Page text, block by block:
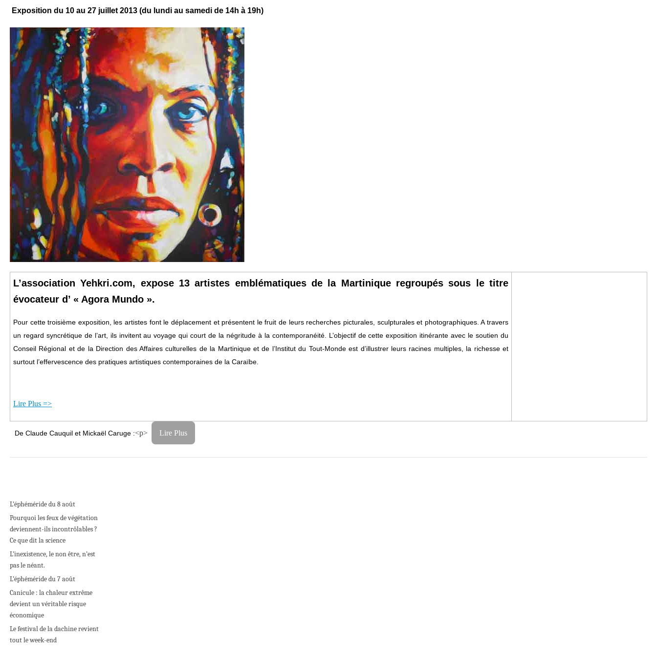
Exposition du 10 au 27 juillet 2013 (du lundi au samedi de 14h à 19h)
L’association Yehkri.com, expose 13 artistes emblématiques de la Martinique regroupés sous le titre
évocateur d’ « Agora Mundo ».
Pour cette troisième exposition, les artistes font le déplacement et présentent le fruit de leurs recherches picturales, sculpturales et photographiques. A travers
un regard syncrétique de l’art, ils invitent au voyage qui court de la négritude à la contemporanéité. L’objectif de cette exposition itinérante avec le soutien du
Conseil Régional et de la Direction des Affaires culturelles de la Martinique et de l’Institut du Tout-Monde est d’illustrer leurs racines multiples, la richesse et
surtout l’effervescence des pratiques artistiques contemporaines de la Caraïbe.
Lire Plus =>
De Claude Cauquil et Mickaël Caruge :<p> Lire Plus
L’éphéméride du 8 août
Pourquoi les feux de végétation
deviennent-ils incontrôlables ?
Ce que dit la science
L’inexistence, le non être, n’est
pas le néant.
L’éphéméride du 7 août
Canicule : la chaleur extrême
devient un véritable risque
économique
Le festival de la dachine revient
tout le week-end